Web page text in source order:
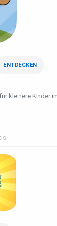
ENTDECKEN
kleinere Kinder